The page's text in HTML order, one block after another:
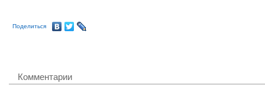
Поделиться
Комментарии